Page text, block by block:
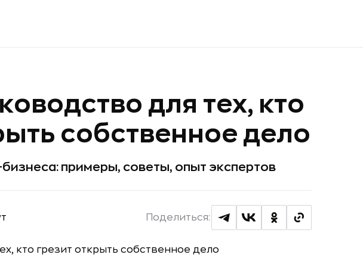
для тех, кто
собственное дело
примеры, советы, опыт экспертов
Поделиться: